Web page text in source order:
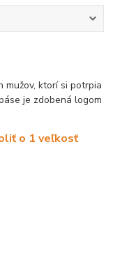
mužov, ktorí si potrpia
je zdobená logom
o 1 veľkosť